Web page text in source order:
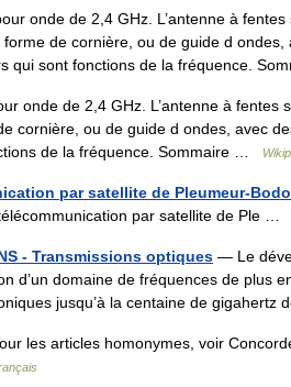
onde de 2,4 GHz. L’antenne à
de cornière, ou de guide d
qui sont fonctions de la fréquence.
onde de 2,4 GHz. L’antenne à fentes
cornière, ou de guide d ondes, avec
de la fréquence. Sommaire …
par satellite de Pleumeur-
par satellite de Ple …
- Transmissions optiques — Le
d’un domaine de fréquences de plus
jusqu’à la centaine de
les articles homonymes, voir